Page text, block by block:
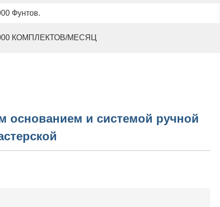
Фунтов.
КОМПЛЕКТОВ/МЕСЯЦ
основанием и системой ручной